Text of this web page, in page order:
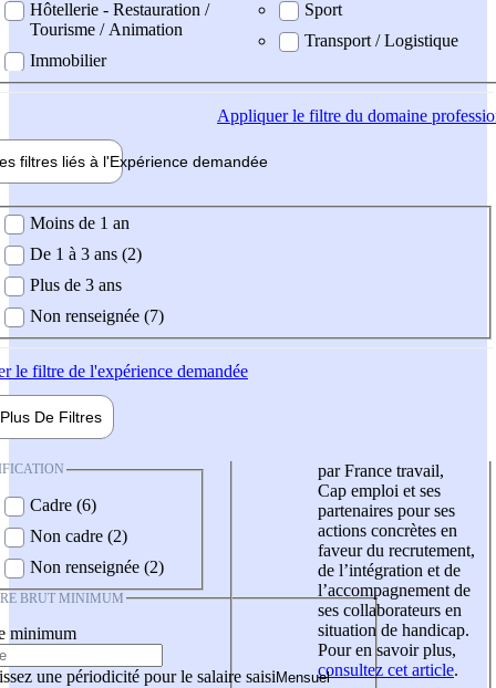
Hôtellerie - Restauration /
Tourisme / Animation
Immobilier
Sport
Transport / Logistique
Appliquerle filtre du domaine
filtres liés à l'Expérience demandée
demandée
Moins de 1 an
De 1 à 3 ans (2)
Plus de 3 ans
Non renseignée (7)
le filtre de l'expérience demandée
Plus De Filtres
Cadre (6)
Non cadre (2)
Non renseignée (2)
BRUT MINIMUM
minimum
une périodicité pour le salaire saisi
par France travail,
Cap emploi et ses
partenaires pour ses
actions concrètes en
faveur du recrutement,
de l’intégration et de
l’accompagnement de
ses collaborateurs en
situation de handicap.
Pour en savoir plus,
consultez cet article.